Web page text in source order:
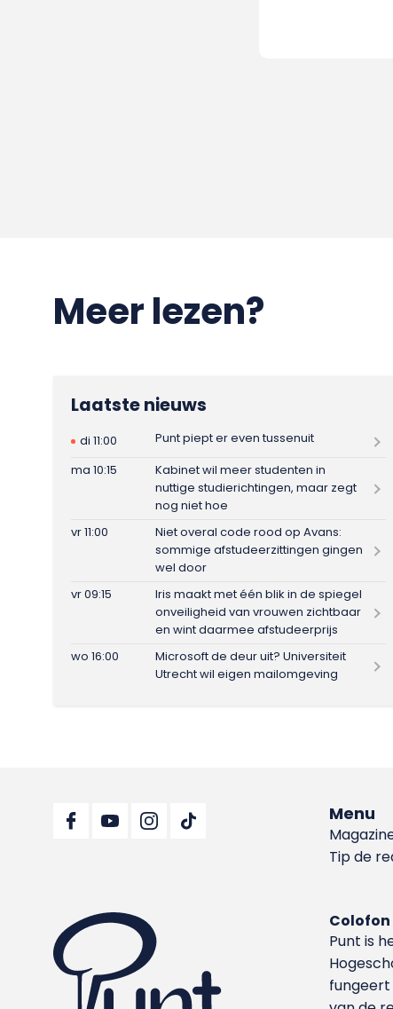
Meer lezen?
Laatste nieuws
di 11:00
Punt piept er even tussenuit
ma 10:15
Kabinet wil meer studenten in
nuttige studierichtingen, maar zegt
nog niet hoe
vr 11:00
Niet overal code rood op Avans:
sommige afstudeerzittingen gingen
wel door
vr 09:15
Iris maakt met één blik in de spiegel
onveiligheid van vrouwen zichtbaar
en wint daarmee afstudeerprijs
wo 16:00
Microsoft de deur uit? Universiteit
Utrecht wil eigen mailomgeving
Menu
Tip de
Colofon
Punt is
fungeert